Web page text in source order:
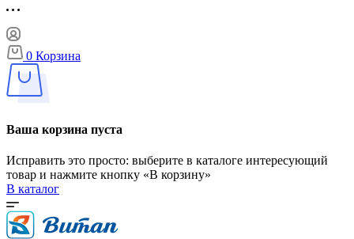
0 Корзина
Ваша корзина пуста
Исправить это просто: выберите в каталоге интересующий
товар и нажмите кнопку «В корзину»
В каталог